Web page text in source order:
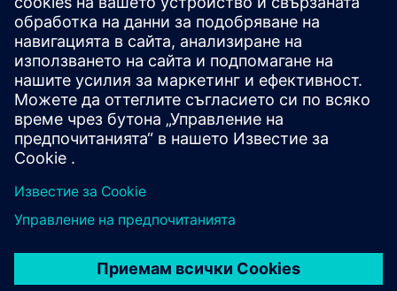
ресурси
Хардуерна брошура PowTechnology Metron5
PowTechnology MetronView платформа Brochure.pdf
Съвместно предложение за стойност POWTechnology
Брошура за шлюз PowTechnology MetroNM Modbus IIoT
IIoT за брошура за интелигентно производство